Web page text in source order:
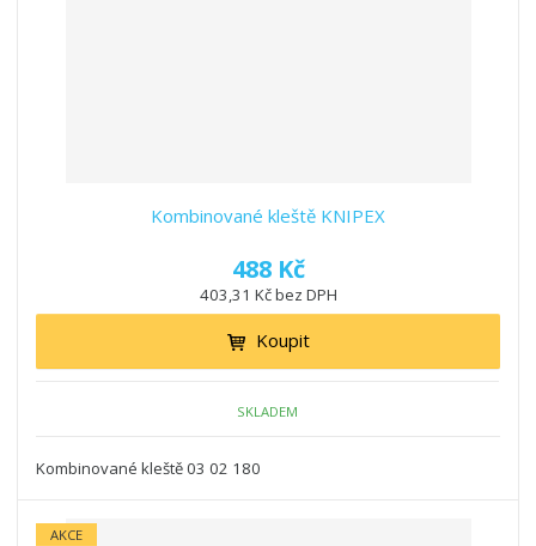
Kombinované kleště KNIPEX
488 Kč
403,31 Kč bez DPH
Koupit
SKLADEM
Kombinované kleště 03 02 180
AKCE